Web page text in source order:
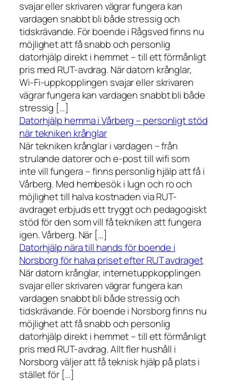
svajar eller skrivaren vägrar fungera kan
vardagen snabbt bli både stressig och
tidskrävande. För boende i Rågsved finns nu
möjlighet att få snabb och personlig
datorhjälp direkt i hemmet – till ett förmånligt
pris med RUT-avdrag. När datorn krånglar,
Wi-Fi-uppkopplingen svajar eller skrivaren
vägrar fungera kan vardagen snabbt bli både
stressig […]
Datorhjälp hemma i Vårberg – personligt stöd
när tekniken krånglar
När tekniken krånglar i vardagen – från
strulande datorer och e-post till wifi som
inte vill fungera – finns personlig hjälp att få i
Vårberg. Med hembesök i lugn och ro och
möjlighet till halva kostnaden via RUT-
avdraget erbjuds ett tryggt och pedagogiskt
stöd för den som vill få tekniken att fungera
igen. Vårberg. När […]
Datorhjälp nära till hands för boende i
Norsborg för halva priset efter RUT avdraget
När datorn krånglar, internetuppkopplingen
svajar eller skrivaren vägrar fungera kan
vardagen snabbt bli både stressig och
tidskrävande. För boende i Norsborg finns nu
möjlighet att få snabb och personlig
datorhjälp direkt i hemmet – till ett förmånligt
pris med RUT-avdrag. Allt fler hushåll i
Norsborg väljer att få teknisk hjälp på plats i
stället för […]